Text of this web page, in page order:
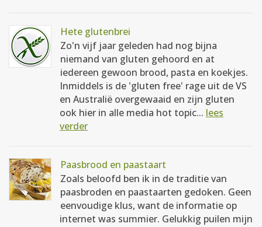
Hete glutenbrei
Zo'n vijf jaar geleden had nog bijna
niemand van gluten gehoord en at
iedereen gewoon brood, pasta en koekjes.
Inmiddels is de 'gluten free' rage uit de VS
en Australië overgewaaid en zijn gluten
ook hier in alle media hot topic... lees
verder
Paasbrood en paastaart
Zoals beloofd ben ik in de traditie van
paasbroden en paastaarten gedoken. Geen
eenvoudige klus, want de informatie op
internet was summier. Gelukkig puilen mijn